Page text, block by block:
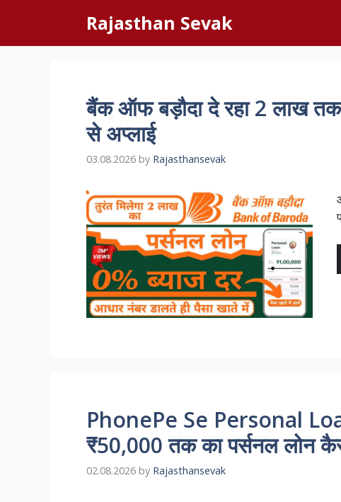
content
Rajasthan Sevak
बैंक ऑफ बड़ौदा दे रहा 2 लाख
से अप्लाई
03.08.2026 by Rajasthansevak
PhonePe Se Personal
₹50,000 तक का पर्सनल लोन
02.08.2026 by Rajasthansevak